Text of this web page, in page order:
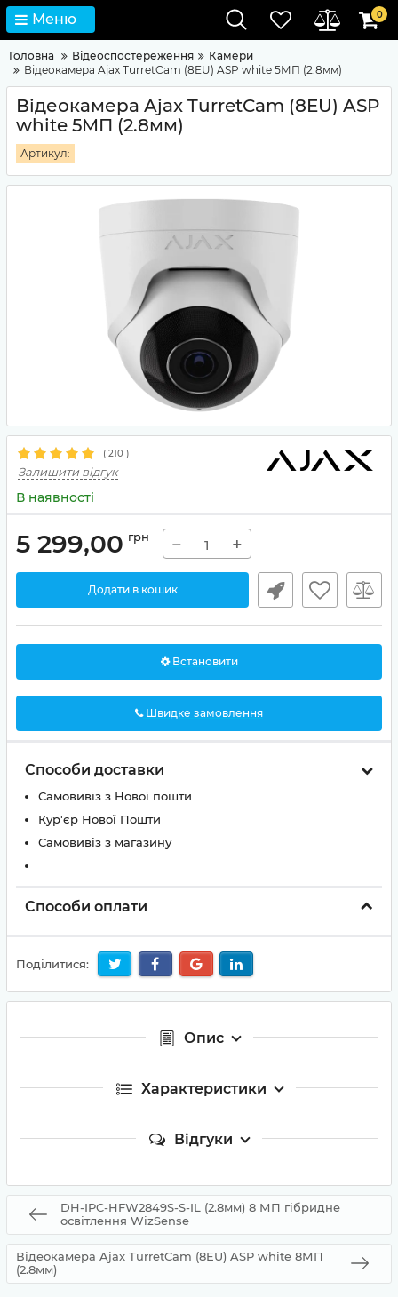
Меню 0
Головна Відеоспостереження
Камери
Відеокамера Ajax TurretCam (8EU) ASP white 5МП (2.8мм)
Відеокамера Ajax TurretCam (8EU) ASP
white 5МП (2.8мм)
Артикул:
( 210 )
Залишити відгук
В наявності
5 299,00 грн − +
Додати в кошик
Встановити
Швидке замовлення
Способи доставки
Самовивіз з Нової пошти
Кур'єр Нової Пошти
Самовивіз з магазину
Способи оплати
Поділитися:
Опис
Характеристики
Відгуки
DH-IPC-HFW2849S-S-IL (2.8мм) 8 МП гібридне
освітлення WizSense
Відеокамера Ajax TurretCam (8EU) ASP white 8МП
(2.8мм)